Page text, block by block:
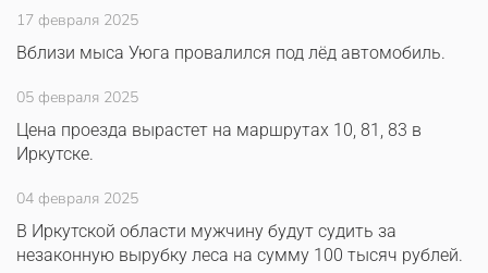
17 февраля 2025
Вблизи мыса Уюга провалился под лёд автомобиль.
05 февраля 2025
Цена проезда вырастет на маршрутах 10, 81, 83 в
Иркутске.
04 февраля 2025
В Иркутской области мужчину будут судить за
незаконную вырубку леса на сумму 100 тысяч рублей.